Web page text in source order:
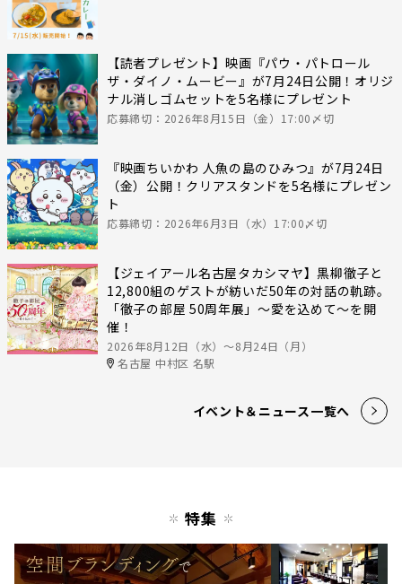
【読者プレゼント】映画『パウ・パトロール
ザ・ダイノ・ムービー』が7月24日公開！オリジ
ナル消しゴムセットを5名様にプレゼント
応募締切：2026年8月15日（金）17:00〆切
『映画ちいかわ 人魚の島のひみつ』が7月24日
（金）公開！クリアスタンドを5名様にプレゼン
ト
応募締切：2026年6月3日（水）17:00〆切
【ジェイアール名古屋タカシマヤ】黒柳徹子と
12,800組のゲストが紡いだ50年の対話の軌跡。
「徹子の部屋 50周年展」～愛を込めて～を開
催！
2026年8月12日（水）〜8月24日（月）
名古屋 中村区 名駅
イベント＆ニュース一覧へ
特集